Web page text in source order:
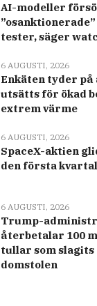
AI-modeller
tester, säger
6 AUGUSTI, 2026
Enkäten tyder på
utsätts för ökad
extrem värme
6 AUGUSTI, 2026
SpaceX-aktien
den första
6 AUGUSTI, 2026
Trump-
återbetalar 100
tullar som slagits
domstolen